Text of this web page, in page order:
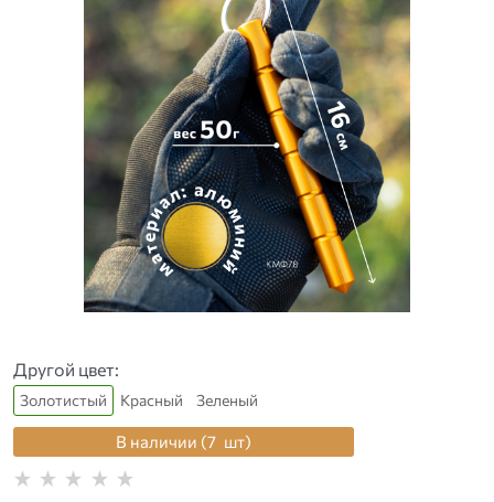
Другой цвет:
Золотистый Красный Зеленый
В наличии (7 шт)